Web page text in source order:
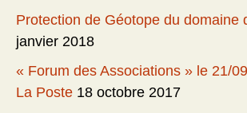
Protection de Géotope du domaine
janvier 2018
« Forum des Associations » le 21/
La Poste 18 octobre 2017